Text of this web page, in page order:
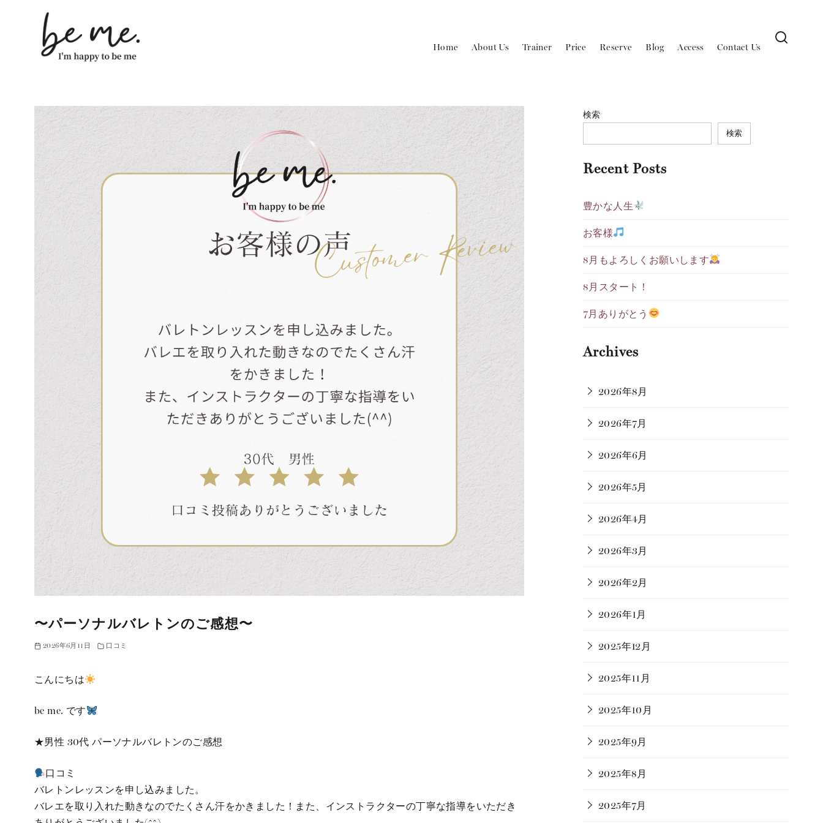
Home About Us Trainer Price Reserve Blog Access Contact Us
〜パーソナルバレトンのご感想〜
2026年6月11日 口コミ
こんにちは
be me. です
★男性 30代 パーソナルバレトンのご感想
口コミ
バレトンレッスンを申し込みました。
バレエを取り入れた動きなのでたくさん汗をかきました！また、インストラクターの丁寧な指導をいただき
検索
検索
Recent Posts
豊かな人生
お客様
8月もよろしくお願いします
8月スタート！
7月ありがとう
Archives
2026年8月
2026年7月
2026年6月
2026年5月
2026年4月
2026年3月
2026年2月
2026年1月
2025年12月
2025年11月
2025年10月
2025年9月
2025年8月
2025年7月